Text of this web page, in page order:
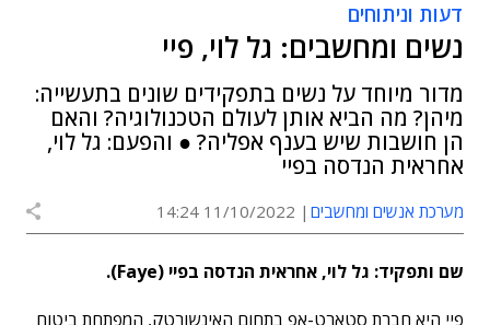
דעות וניתוחים
נשים ומחשבים: גל לוי, פיי
מדור מיוחד על נשים בתפקידים שונים בתעשייה:
מיהן? מה הביא אותן לעולם הטכנולוגיה? והאם
הן חושבות שיש בענף אפליה? ● והפעם: גל לוי,
אחראית הנדסה בפיי
מערכת אנשים ומחשבים 11/10/2022 14:24
שם ותפקיד: גל לוי, אחראית הנדסה בפיי (Faye
).
פיי היא חברת סטארט-אפ בתחום האינשורטק, המפתחת ביטוח